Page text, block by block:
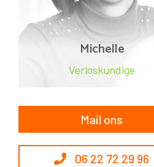
Michelle
Verloskundige
Mail ons
06 22 72 29 96